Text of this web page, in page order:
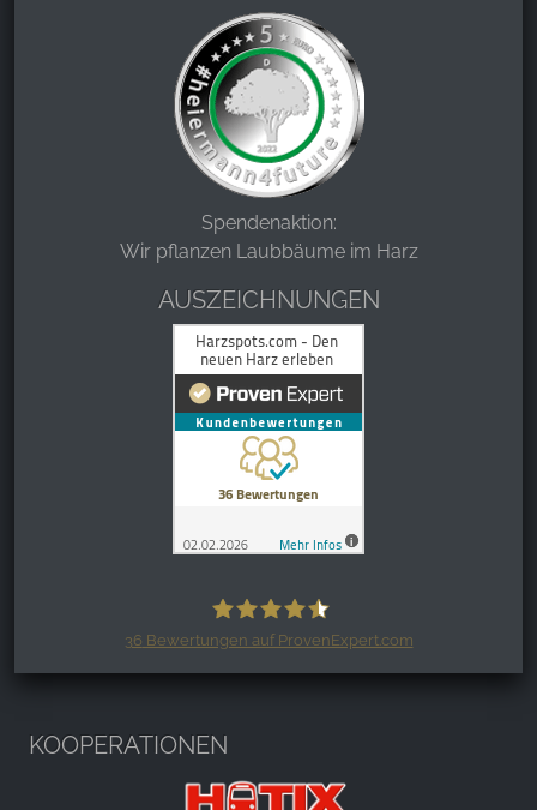
Spendenaktion:
Wir pflanzen Laubbäume im Harz
AUSZEICHNUNGEN
36 Bewertungen auf ProvenExpert.com
KOOPERATIONEN